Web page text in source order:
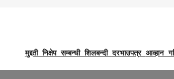
मुद्दती निक्षेप सम्बन्धी शिलबन्दीदरभाउपत्र आव्हान